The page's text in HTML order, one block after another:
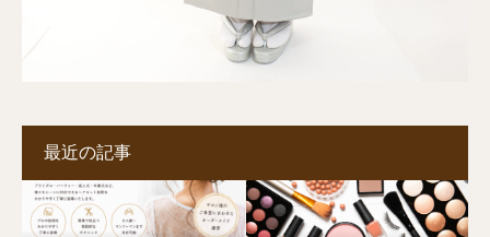
最近の記事